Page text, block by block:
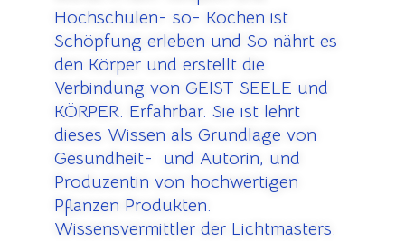
Hochschulen- so- Kochen ist
Schöpfung erleben und So nährt es
den Körper und erstellt die
Verbindung von GEIST SEELE und
KÖRPER. Erfahrbar. Sie ist lehrt
dieses Wissen als Grundlage von
Gesundheit- und Autorin, und
Produzentin von hochwertigen
Pflanzen Produkten.
Wissensvermittler der Lichtmasters.